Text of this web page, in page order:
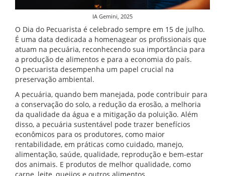
IA Gemini, 2025
O Dia do Pecuarista é celebrado sempre em 15 de julho.
É uma data dedicada a homenagear os profissionais que
atuam na pecuária, reconhecendo sua importância para
a produção de alimentos e para a economia do país.
O pecuarista desempenha um papel crucial na
preservação ambiental.
A pecuária, quando bem manejada, pode contribuir para
a conservação do solo, a redução da erosão, a melhoria
da qualidade da água e a mitigação da poluição. Além
disso, a pecuária sustentável pode trazer benefícios
econômicos para os produtores, como maior
rentabilidade, em práticas como cuidado, manejo,
alimentação, saúde, qualidade, reprodução e bem-estar
dos animais. E produtos de melhor qualidade, como